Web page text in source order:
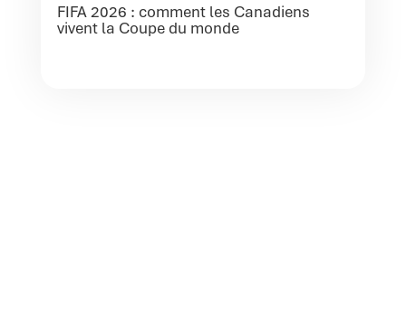
FIFA 2026 : comment les Canadiens
vivent la Coupe du monde